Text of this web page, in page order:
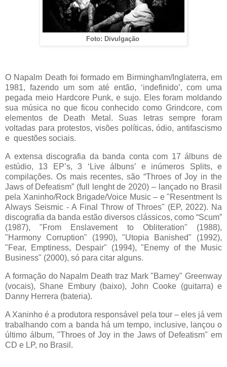
Foto: Divulgação
O Napalm Death foi formado em Birmingham/Inglaterra, em
1981, fazendo um som até então, ‘indefinido’, com uma
pegada meio Hardcore Punk, e sujo. Eles foram moldando
sua música no que ficou conhecido como Grindcore, com
elementos de Death Metal. Suas letras sempre foram
voltadas para protestos, visões políticas, ódio, antifascismo
e questões sociais.
A extensa discografia da banda conta com 17 álbuns de
estúdio, 13 EP’s, 3 ‘Live álbuns’ e inúmeros Splits, e
compilações. Os mais recentes, são “Throes of Joy in the
Jaws of Defeatism” (full lenght de 2020) – lançado no Brasil
pela Xaninho/Rock Brigade/Voice Music – e "Resentment Is
Always Seismic - A Final Throw of Throes" (EP, 2022). Na
discografia da banda estão diversos clássicos, como “Scum”
(1987), "From Enslavement to Obliteration" (1988),
"Harmony Corruption" (1990), "Utopia Banished" (1992),
"Fear, Emptiness, Despair" (1994), "Enemy of the Music
Business" (2000), só para citar alguns.
A formação do Napalm Death traz Mark "Barney" Greenway
(vocais), Shane Embury (baixo), John Cooke (guitarra) e
Danny Herrera (bateria).
A Xaninho é a produtora responsável pela tour – eles já vem
trabalhando com a banda há um tempo, inclusive, lançou o
último álbum, "Throes of Joy in the Jaws of Defeatism" em
CD e LP, no Brasil.